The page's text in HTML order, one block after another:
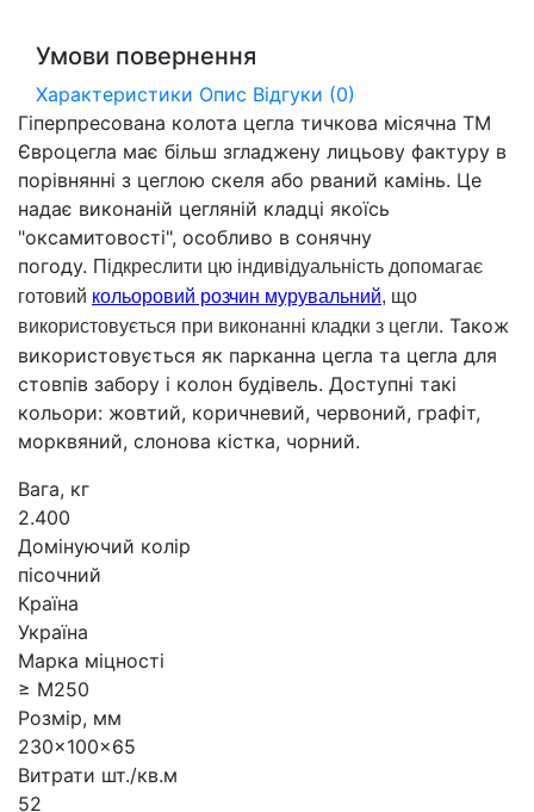
Умови повернення
Характеристики Опис Відгуки (0)
Гіперпресована колота цегла тичкова місячна ТМ
Євроцегла має більш згладжену лицьову фактуру в
порівнянні з цеглою скеля або рваний камінь. Це
надає виконаній цегляній кладці якоїсь
"оксамитовості", особливо в сонячну
погоду. Підкреслити цю індивідуальність допомагає
готовий кольоровий розчин мурувальний, що
використовується при виконанні кладки з цегли. Також
використовується як парканна цегла та цегла для
стовпів забору і колон будівель. Доступні такі
кольори: жовтий, коричневий, червоний, графіт,
морквяний, слонова кістка, чорний.
Вага, кг
2.400
Домінуючий колір
пісочний
Країна
Україна
Марка міцності
≥ М250
Розмір, мм
230x100x65
Витрати шт./кв.м
52